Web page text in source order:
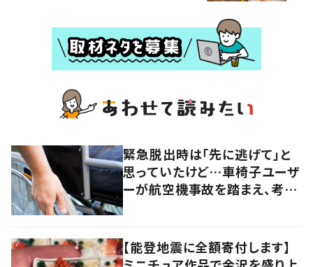
緊急脱出時は「先に逃げて」と
思っていたけど…車椅子ユーザ
ーが航空機事故を踏まえ、考え
【能登地震に全額寄付します】